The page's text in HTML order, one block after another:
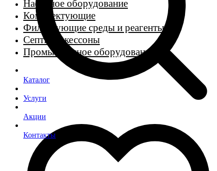
Насосное оборудование
Комплектующие
Фильтрующие среды и реагенты
Септики, кессоны
Промышленное оборудование
Каталог
Услуги
Акции
Контакты